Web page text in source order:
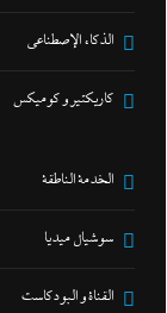
الذكاء الإصطناعي
كاريكتير و كوميكس
الخدمة الناطقة
سوشيال ميديا
القناة و البودكاست